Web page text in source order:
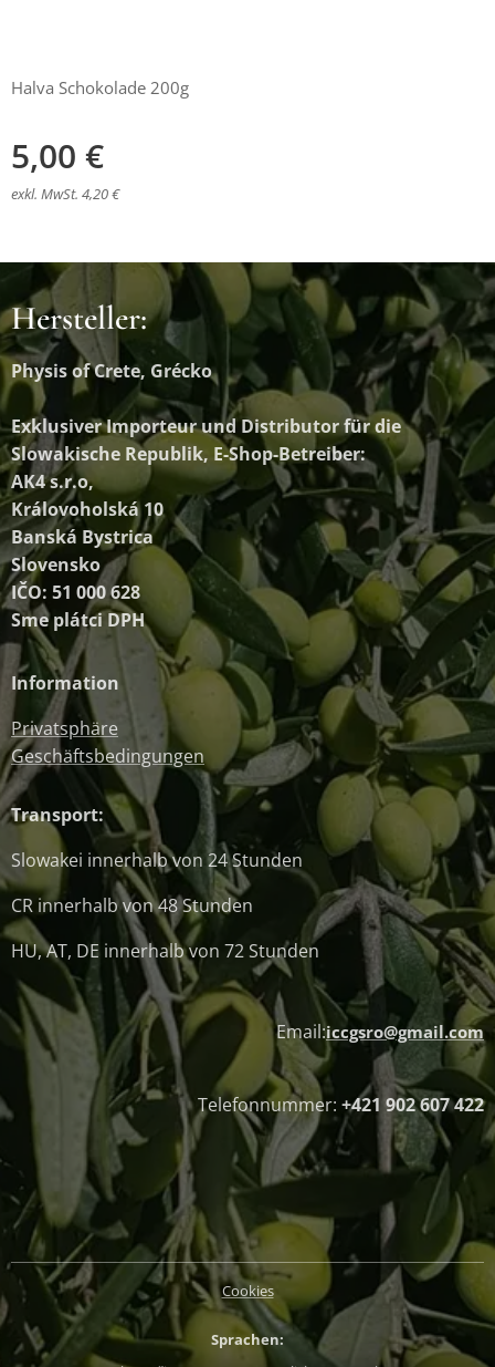
Halva Schokolade 200g
5,00 €
exkl. MwSt. 4,20 €
Hersteller:
Physis of Crete, Grécko
Exklusiver Importeur und Distributorfür die
Slowakische Republik, E-Shop-Betreiber:
AK4 s.r.o,
Královoholská 10
Banská Bystrica
Slovensko
IČO: 51 000 628
Sme plátci DPH
Information
Privatsphäre
Geschäftsbedingungen
Transport:
Slowakei innerhalb von 24 Stunden
CR innerhalb von 48 Stunden
HU, AT, DE innerhalb von 72 Stunden
Email:iccgsro@gmail.com
Telefonnummer: +421 902 607 422
Cookies
Sprachen